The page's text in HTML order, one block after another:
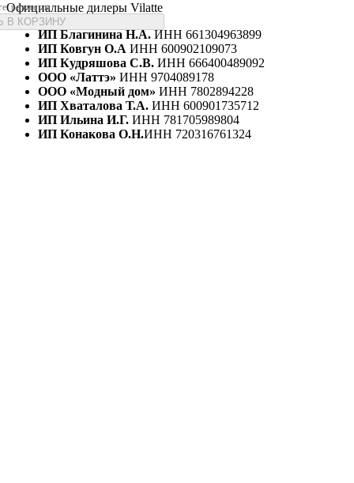
размеры
В КОРЗИНУ
Официальные дилеры Vilatte
ИП Благинина Н.А.ИНН 661304963899
ИП Ковгун О.А ИНН 600902109073
ИП Кудряшова С.В. ИНН 666400489092
ООО «Латтэ» ИНН 9704089178
ООО «Модный дом» ИНН 7802894228
ИП Хваталова Т.А. ИНН 600901735712
ИП Ильина И.Г. ИНН 781705989804
ИП Конакова О.Н.ИНН 720316761324